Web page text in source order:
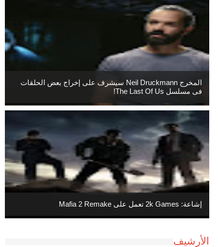
المخرج Neil Druckmann سيشرف على إخراج بعض الحلقات
فى مسلسل The Last Of Us!
إشاعة: 2k Games تعمل على Mafia 2 Remake
الأرشيف